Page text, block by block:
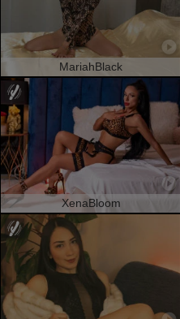
MariahBlack
XenaBloom